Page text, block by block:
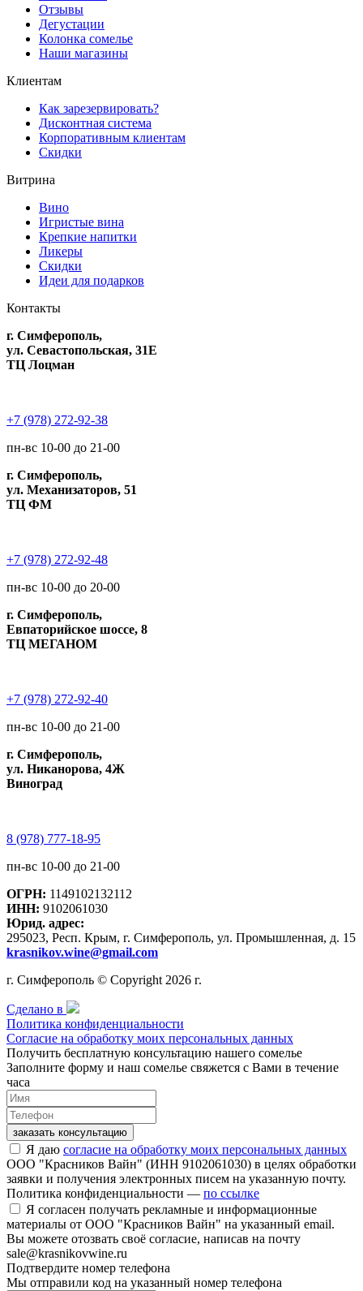
Отзывы
Дегустации
Колонка сомелье
Наши магазины
Клиентам
Как зарезервировать?
Дисконтная система
Корпоративным клиентам
Скидки
Витрина
Вино
Игристые вина
Крепкие напитки
Ликеры
Скидки
Идеи для подарков
Контакты
г. Симферополь,
ул. Севастопольская, 31Е
ТЦ Лоцман
+7 (978) 272-92-38
пн-вс 10-00 до 21-00
г. Симферополь,
ул. Механизаторов, 51
ТЦ ФМ
+7 (978) 272-92-48
пн-вс 10-00 до 20-00
г. Симферополь,
Евпаторийское шоссе, 8
ТЦ МЕГАНОМ
+7 (978) 272-92-40
пн-вс 10-00 до 21-00
г. Симферополь,
ул. Никанорова, 4Ж
Виноград
8 (978) 777-18-95
пн-вс 10-00 до 21-00
ОГРН: 1149102132112
ИНН: 9102061030
Юрид. адрес:
295023, Респ. Крым, г. Симферополь, ул. Промышленная, д. 15
krasnikov.wine@gmail.com
г. Симферополь © Copyright 2026 г.
Сделано в
Политика конфиденциальности
Согласие на обработку моих персональных данных
Получить бесплатную консультацию нашего сомелье
Заполните форму и наш сомелье свяжется с Вами в течение
часа
заказать консультацию
Я даю согласие на обработку моих персональных данных
ООО "Красников Вайн" (ИНН 9102061030) в целях обработки
заявки и получения электронных писем на указанную почту.
Политика конфиденциальности — по ссылке
Я согласен получать рекламные и информационные
материалы от ООО "Красников Вайн" на указанный email.
Вы можете отозвать своё согласие, написав на почту
sale@krasnikovwine.ru
Подтвердите номер телефона
Мы отправили код на указанный номер телефона